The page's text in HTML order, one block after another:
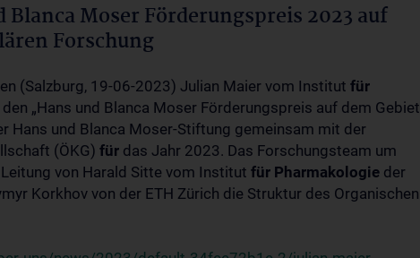
Moser Förderungspreis 2023 auf
Forschung
(Salzburg, 19-06-2023) Julian Maier vom Institut für
„Hans und Blanca Moser Förderungspreis auf dem Gebiet
Hans und Blanca Moser-Stiftung gemeinsam mit der
(ÖKG) für das Jahr 2023. Das Forschungsteam um
von Harald Sitte vom Institut für Pharmakologie der
Korkhov von der ETH Zürich die Struktur des Organischen